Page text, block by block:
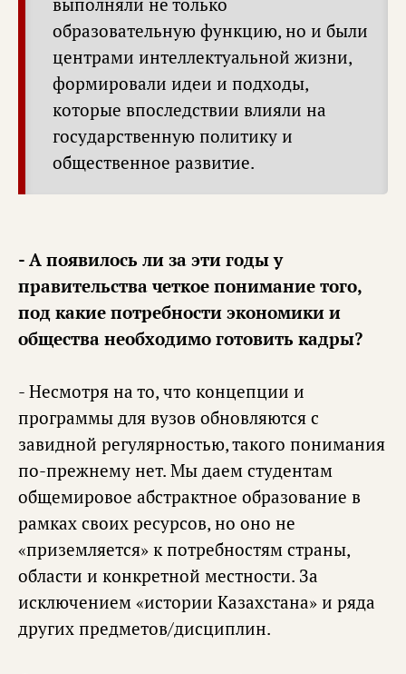
образовательную функцию, но и были
центрами интеллектуальной жизни,
формировали идеи и подходы,
которые впоследствии влияли на
государственную политику и
общественное развитие.
- А появилось ли за эти годы у
правительства четкое понимание того,
под какие потребности экономики и
общества необходимо готовить кадры?
- Несмотря на то, что концепции и
программы для вузов обновляются с
завидной регулярностью, такого понимания
по-прежнему нет. Мы даем студентам
общемировое абстрактное образование в
рамках своих ресурсов, но оно не
«приземляется» к потребностям страны,
области и конкретной местности. За
исключением «истории Казахстана» и ряда
других предметов/дисциплин.